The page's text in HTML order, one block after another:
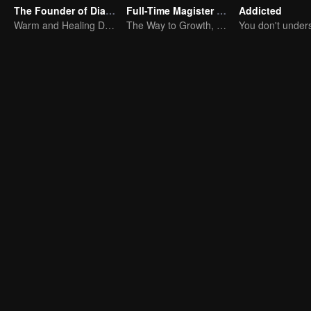
The Founder of Diabolism Q
Warm and Healing Daily Life
Full-Time Magister SS1
The Way to Growth, Encouragement and Self-improvement
Addicted